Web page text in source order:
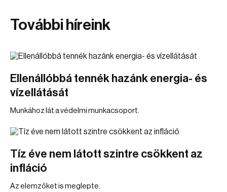
További híreink
Ellenállóbbá tennék hazánk energia- és
vízellátását
Munkához lát a védelmi munkacsoport.
Tíz éve nem látott szintre csökkent az
infláció
Az elemzőket is meglepte.